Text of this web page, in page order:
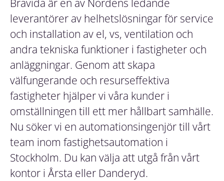
Bravida är en av Nordens ledande
leverantörer av helhetslösningar för service
och installation av el, vs, ventilation och
andra tekniska funktioner i fastigheter och
anläggningar. Genom att skapa
välfungerande och resurseffektiva
fastigheter hjälper vi våra kunder i
omställningen till ett mer hållbart samhälle.
Nu söker vi en automationsingenjör till vårt
team inom fastighetsautomation i
Stockholm. Du kan välja att utgå från vårt
kontor i Årsta eller Danderyd.